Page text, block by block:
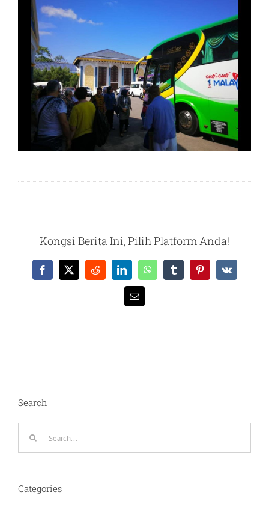
Kongsi Berita Ini, Pilih Platform Anda!
Facebook
X RedditLinkedInWhatsAppTumblrPinterest
Vk
Email
Search
Categories